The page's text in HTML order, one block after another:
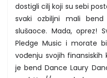
dostigli cilj koji su sebi
svaki ozbiljni mali
slušaoce. Mada, oprez!
Pledge Music i morate
vođenju svojih
je bend Dance Laury